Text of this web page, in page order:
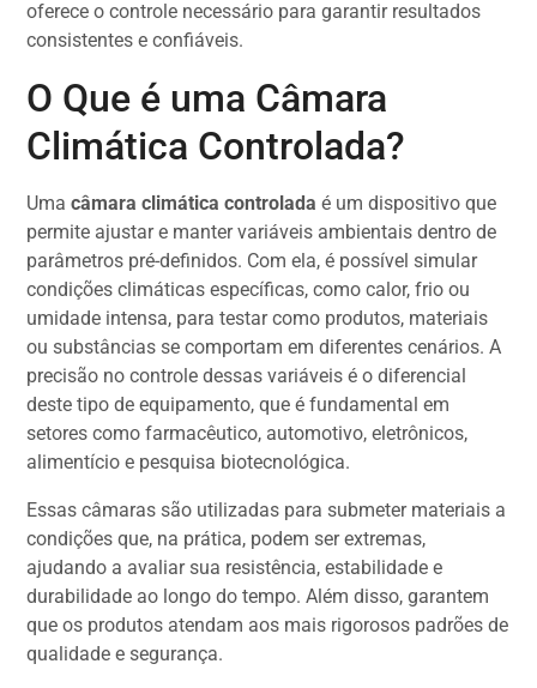
oferece o controle necessário para garantir resultados
consistentes e confiáveis.
O Que é uma Câmara
Climática Controlada?
Umacâmara climática controlada é um dispositivo que
permite ajustar e manter variáveis ambientais dentro de
parâmetros pré-definidos. Com ela, é possível simular
condições climáticas específicas, como calor, frio ou
umidade intensa, para testar como produtos, materiais
ou substâncias se comportam em diferentes cenários. A
precisão no controle dessas variáveis é o diferencial
deste tipo de equipamento, que é fundamental em
setores como farmacêutico, automotivo, eletrônicos,
alimentício e pesquisa biotecnológica.
Essas câmaras são utilizadas para submeter materiais a
condições que, na prática, podem ser extremas,
ajudando a avaliar sua resistência, estabilidade e
durabilidade ao longo do tempo. Além disso, garantem
que os produtos atendam aos mais rigorosos padrões de
qualidade e segurança.